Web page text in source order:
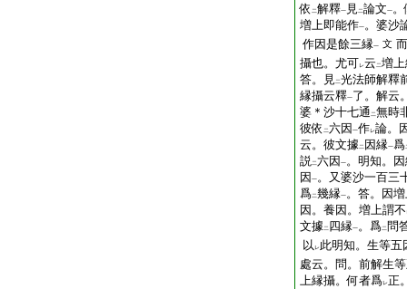
依 二解釋一 見二論文一
増上即能作一。婆沙
作因是餘三縁一 文
攝也。尤可レ云 二増
答。見二光法師解釋
縁攝云釋一了。解云
婆＊沙十七通 二無時
彼依 二六因 一作レ論。
云。彼文據二 因縁一爲
説二六因 一。明知。
因 一。又婆沙一百三
爲二幾縁一。答。因
因。養因。増上謂不
文據二 四縁一。爲二 問
以 レ此明知。生等五
處云。問。前解生
上縁攝。何者爲レ正